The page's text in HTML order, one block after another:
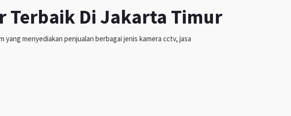
Terbaik Di Jakarta Timur
menyediakan penjualan berbagai jenis kamera cctv, jasa